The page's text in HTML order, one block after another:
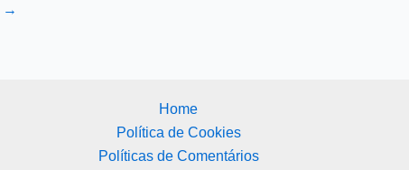
→
Home
Política de Cookies
Políticas de Comentários